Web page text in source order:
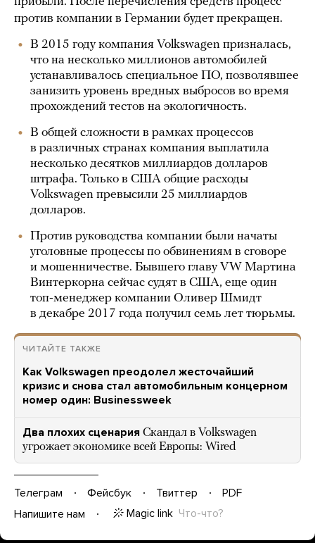
против компании в Германии будет прекращен.
В 2015 году компания Volkswagen призналась,
что на несколько миллионов автомобилей
устанавливалось специальное ПО, позволявшее
занизить уровень вредных выбросов во время
прохождений тестов на экологичность.
В общей сложности в рамках процессов
в различных странах компания выплатила
несколько десятков миллиардов долларов
штрафа. Только в США общие расходы
Volkswagen превысили 25 миллиардов
долларов.
Против руководства компании были начаты
уголовные процессы по обвинениям в сговоре
и мошенничестве. Бывшего главу VW Мартина
Винтеркорна сейчас судят в США, еще один
топ-менеджер компании Оливер Шмидт
в декабре 2017 года получил семь лет тюрьмы.
ЧИТАЙТЕ ТАКЖЕ
Как Volkswagen преодолел жесточайший
кризис и снова стал автомобильным концерном
номер один: Businessweek
Два плохих сценария Скандал в Volkswagen
угрожает экономике всей Европы: Wired
Телеграм Фейсбук Твиттер
PDF
Напишите нам
Magic link Что-что?